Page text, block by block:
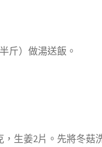
斤）做湯送飯。
，生姜2片。先將冬